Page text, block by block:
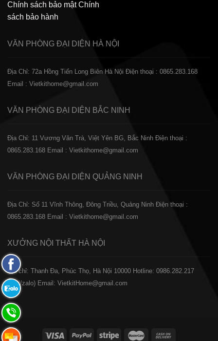
Chính sách bảo mật Chính
sách bảo hành
VĂN PHÒNG ĐẠI DIỆN HÀ NỘI
Địa Chỉ: 72a Hồng Tiến Long Biên Hà Nội Điện thoại : 0865.283.168
Email : Vietkithome@gmail.com
VĂN PHÒNG ĐẠI DIỆN BẮC NINH
Địa Chỉ: 11 Vương Văn Trà, Việt Yên BG, Bắc Ninh Điện thoại :
0865.283.168 Email : Vietkithome@gmail.com
VĂN PHÒNG ĐẠI DIỆN QUẢNG NINH
Địa Chỉ: Số 11 Vĩnh Thông, Đông Triều, Quảng Ninh Điện thoại :
0865.283.168 Email : Vietkithome@gmail.com
XƯỞNG NỘI THẤT HÀ NỘI
️Địa chỉ: Thanh Đa, Phúc Thọ, Hà Nội 10000 Hotline: 0986.282.217
(Call/zalo) Email: VietkitHome@gmail.com
Fanpage
Facebook
Zalo:
0865.283.168
Hotline:
0865.283.168
Hotline: